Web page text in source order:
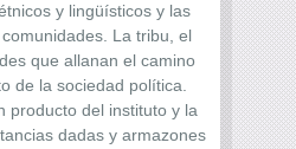
y lingüísticos y las
La tribu, el
que allanan el camino
de la sociedad política.
producto del instituto y la
dadas y armazones